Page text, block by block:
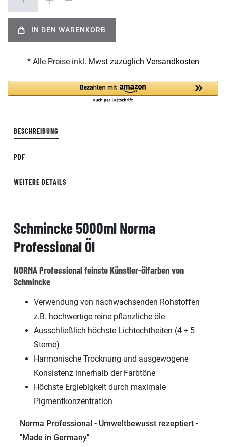
IN DEN WARENKORB
* Alle Preise inkl. Mwst zuzüglich Versandkosten
BESCHREIBUNG
PDF
WEITERE DETAILS
Schmincke 5000ml Norma
Professional Öl
NORMA Professional feinste Künstler-ölfarben von
Schmincke
Verwendung von nachwachsenden Rohstoffen
z.B. hochwertige reine pflanzliche öle
Ausschließlich höchste Lichtechtheiten (4 + 5
Sterne)
Harmonische Trocknung und ausgewogene
Konsistenz innerhalb der Farbtöne
Höchste Ergiebigkeit durch maximale
Pigmentkonzentration
Norma Professional - Umweltbewusst rezeptiert -
"Made in Germany"